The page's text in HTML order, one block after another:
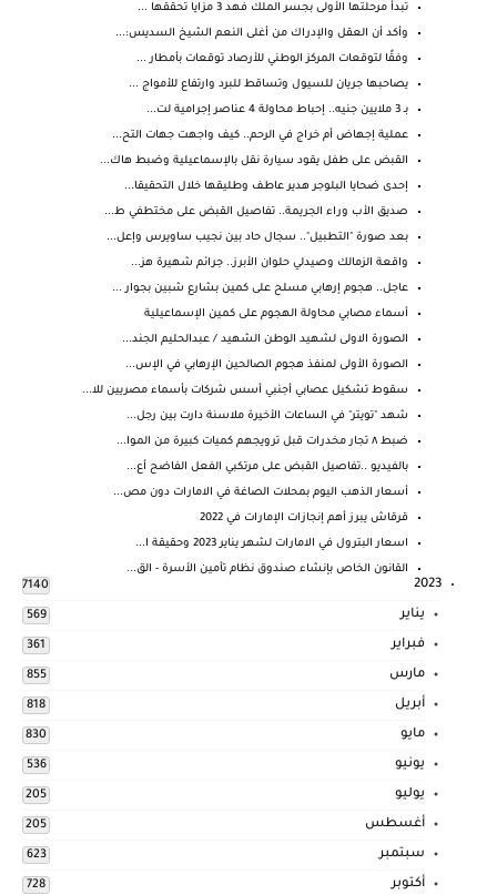
تبدأ مرحلتها الأولى بجسر الملك فهد 3 مزايا تحققها ...
وأكد أن العقل والإدراك من أغلى النعم الشيخ السديس:...
وفقًا لتوقعات المركز الوطني للأرصاد توقعات بأمطار ...
يصاحبها جريان للسيول وتساقط للبرد وارتفاع للأمواج ...
بـ 3 ملايين جنيه.. إحباط محاولة 4 عناصر إجرامية لت...
عملية إجهاض أم خراج في الرحم.. كيف واجهت جهات التح...
القبض على طفل يقود سيارة نقل بالإسماعيلية وضبط هاك...
إحدى ضحايا البلوجر هدير عاطف وطليقها خلال التحقيقا...
صديق الأب وراء الجريمة.. تفاصيل القبض على مختطفي ط...
بعد صورة "التطبيل".. سجال حاد بين نجيب ساويرس وإعل...
واقعة الزمالك وصيدلي حلوان الأبرز.. جرائم شهيرة هز...
عاجل.. هجوم إرهابي مسلح على كمين بشارع شبين بجوار ...
أسماء مصابي محاولة الهجوم على كمين الإسماعيلية
الصورة الاولى لشهيد الوطن الشهيد / عبدالحليم الجند...
الصورة الأولى لمنفذ هجوم الصالحين الإرهابي في الإس...
سقوط تشكيل عصابي أجنبي أسس شركات بأسماء مصريين للا...
شهد "تويتر" في الساعات الأخيرة ملاسنة دارت بين رجل...
ضبط ٨ تجار مخدرات قبل ترويجهم كميات كبيرة من الموا...
بالفيديو ..تفاصيل القبض على مرتكبي الفعل الفاضح أع...
أسعار الذهب اليوم بمحلات الصاغة في الامارات دون مص...
قرقاش يبرز أهم إنجازات الإمارات في 2022
اسعار البترول في الامارات لشهر يناير 2023 وحقيقة ا...
القانون الخاص بإنشاء صندوق نظام تأمين الأسرة - الق...
2023
7140
يناير 569
فبراير 361
مارس 855
أبريل 818
مايو 830
يونيو 536
يوليو 205
أغسطس 205
سبتمبر 623
أكتوبر 728